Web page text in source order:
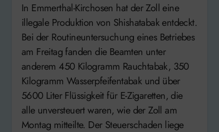
In Emmerthal-Kirchosen hat der Zoll eine
illegale Produktion von Shishatabak entdeckt.
Bei der Routineuntersuchung eines Betriebes
am Freitag fanden die Beamten unter
anderem 450 Kilogramm Rauchtabak, 350
Kilogramm Wasserpfeifentabak und über
5600 Liter Flüssigkeit für E-Zigaretten, die
alle unversteuert waren, wie der Zoll am
Montag mitteilte. Der Steuerschaden liege